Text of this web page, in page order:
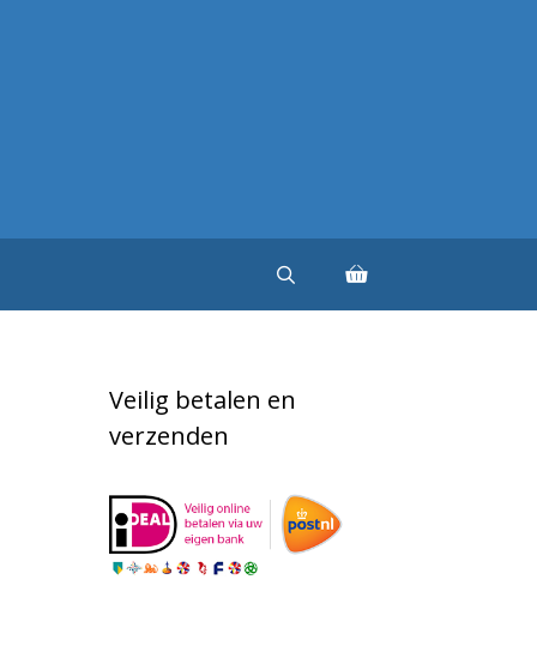
Veilig betalen en
verzenden